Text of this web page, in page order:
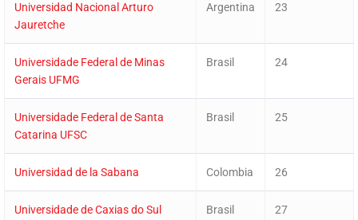
Universidad Nacional Arturo
Jauretche
Argentina 23
Universidade Federal de Minas
Gerais UFMG
Brasil 24
Universidade Federal de Santa
Catarina UFSC
Brasil 25
Universidad de la Sabana Colombia 26
Universidade de Caxias do Sul Brasil 27